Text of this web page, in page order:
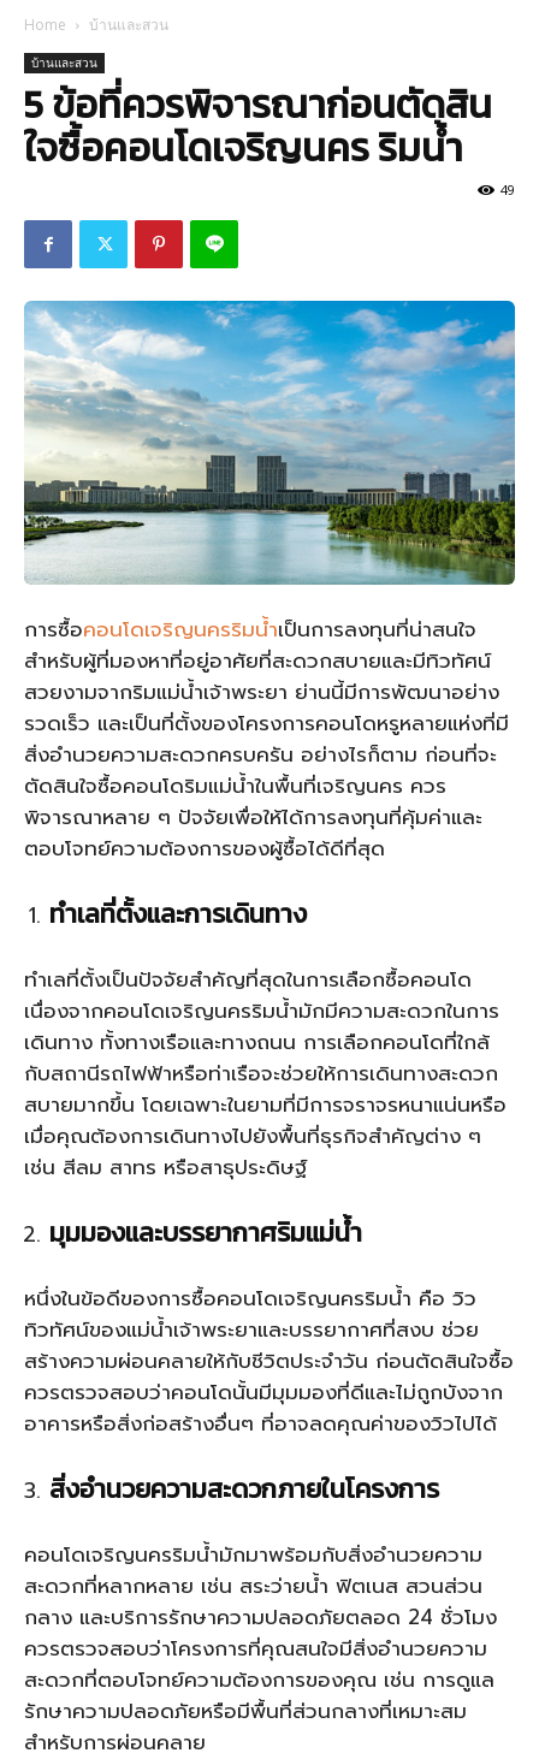
Home บ้านและสวน
บ้านและสวน
5 ข้อที่ควรพิจารณาก่อนตัดสิน
ใจซื้อคอนโดเจริญนคร ริมน้ำ
49
การซื้อคอนโดเจริญนครริมน้ำเป็นการลงทุนที่น่าสนใจ
สำหรับผู้ที่มองหาที่อยู่อาศัยที่สะดวกสบายและมีทิวทัศน์
สวยงามจากริมแม่น้ำเจ้าพระยา ย่านนี้มีการพัฒนาอย่าง
รวดเร็ว และเป็นที่ตั้งของโครงการคอนโดหรูหลายแห่งที่มี
สิ่งอำนวยความสะดวกครบครัน อย่างไรก็ตาม ก่อนที่จะ
ตัดสินใจซื้อคอนโดริมแม่น้ำในพื้นที่เจริญนคร ควร
พิจารณาหลาย ๆ ปัจจัยเพื่อให้ได้การลงทุนที่คุ้มค่าและ
ตอบโจทย์ความต้องการของผู้ซื้อได้ดีที่สุด
ทำเลที่ตั้งและการเดินทาง
ทำเลที่ตั้งเป็นปัจจัยสำคัญที่สุดในการเลือกซื้อคอนโด
เนื่องจากคอนโดเจริญนครริมน้ำมักมีความสะดวกในการ
เดินทาง ทั้งทางเรือและทางถนน การเลือกคอนโดที่ใกล้
กับสถานีรถไฟฟ้าหรือท่าเรือจะช่วยให้การเดินทางสะดวก
สบายมากขึ้น โดยเฉพาะในยามที่มีการจราจรหนาแน่นหรือ
เมื่อคุณต้องการเดินทางไปยังพื้นที่ธุรกิจสำคัญต่าง ๆ
เช่น สีลม สาทร หรือสาธุประดิษฐ์
มุมมองและบรรยากาศริมแม่น้ำ
หนึ่งในข้อดีของการซื้อคอนโดเจริญนครริมน้ำ คือ วิว
ทิวทัศน์ของแม่น้ำเจ้าพระยาและบรรยากาศที่สงบ ช่วย
สร้างความผ่อนคลายให้กับชีวิตประจำวัน ก่อนตัดสินใจซื้อ
ควรตรวจสอบว่าคอนโดนั้นมีมุมมองที่ดีและไม่ถูกบังจาก
อาคารหรือสิ่งก่อสร้างอื่นๆ ที่อาจลดคุณค่าของวิวไปได้
สิ่งอำนวยความสะดวกภายในโครงการ
คอนโดเจริญนครริมน้ำมักมาพร้อมกับสิ่งอำนวยความ
สะดวกที่หลากหลาย เช่น สระว่ายน้ำ ฟิตเนส สวนส่วน
กลาง และบริการรักษาความปลอดภัยตลอด 24 ชั่วโมง
ควรตรวจสอบว่าโครงการที่คุณสนใจมีสิ่งอำนวยความ
สะดวกที่ตอบโจทย์ความต้องการของคุณ เช่น การดูแล
รักษาความปลอดภัยหรือมีพื้นที่ส่วนกลางที่เหมาะสม
สำหรับการผ่อนคลาย